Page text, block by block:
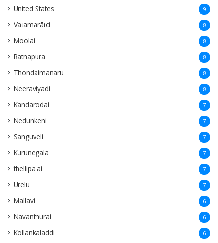
United States 9
Vaṭamarāṭci 8
Moolai 8
Ratnapura 8
Thondaimanaru 8
Neeraviyadi 8
Kandarodai 7
Nedunkeni 7
Sanguveli 7
Kurunegala 7
thellipalai 7
Urelu 7
Mallavi 6
Navanthurai 6
Kollankaladdi 6